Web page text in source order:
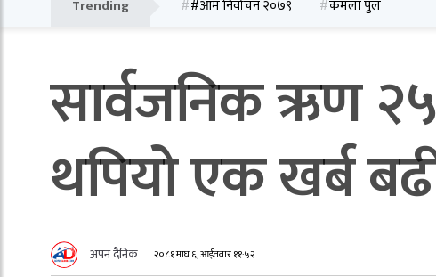
Trending #आम निर्वाचन २०७९ कमला पुल
सार्वजनिक ऋण २५
थपियो एक खर्ब
अपन दैनिक २०८१ माघ ६, आईतवार ११:५२